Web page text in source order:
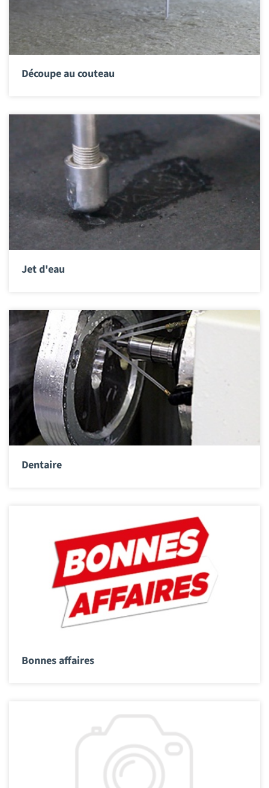
Découpe au couteau
Jet d'eau
Dentaire
Bonnes affaires